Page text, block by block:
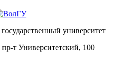
университет
т Университетский, 100